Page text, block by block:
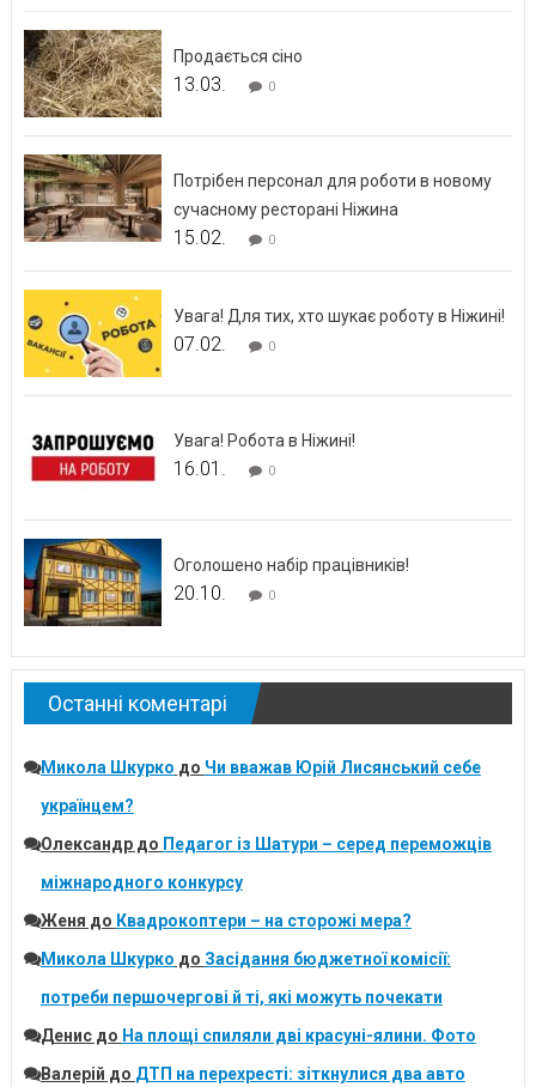
Продається сіно
13.03. 0
Потрібен персонал для роботи в новому
сучасному ресторані Ніжина
15.02. 0
Увага! Для тих, хто шукає роботу в Ніжині!
07.02. 0
Увага! Робота в Ніжині!
16.01. 0
Оголошено набір працівників!
20.10. 0
Останні коментарі
Микола Шкурко до Чи вважав Юрій Лисянський себе
українцем?
Олександрдо Педагог із Шатури – серед переможців
міжнародного конкурсу
Женя до Квадрокоптери – на сторожі мера?
Микола Шкурко до Засідання бюджетної комісії:
потреби першочергові й ті, які можуть почекати
Денисдо На площі спиляли дві красуні-ялини. Фото
Валерій до ДТП на перехресті: зіткнулися два авто